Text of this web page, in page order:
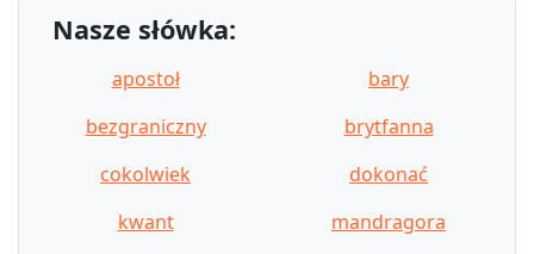
Nasze słówka:
apostoł
bary
bezgraniczny
brytfanna
cokolwiek
dokonać
kwant
mandragora